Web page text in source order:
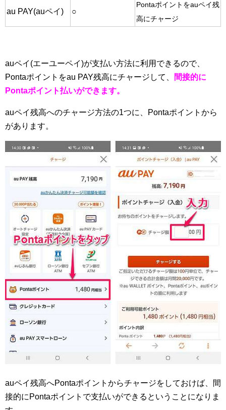
au PAY(auペイ) ○
Pontaポイントをauペイ残
高にチャージ
auペイ(エーユーペイ)が支払い方法に利用できるので、
Pontaポイントをau PAY残高にチャージして、
間接的に
Pontaポイント払いができます。
auペイ残高へのチャージ方法の1つに、Pontaポイントから
があります。
auペイ残高へPontaポイントからチャージをしておけば、間
接的にPontaポイントで支払いができるということになりま